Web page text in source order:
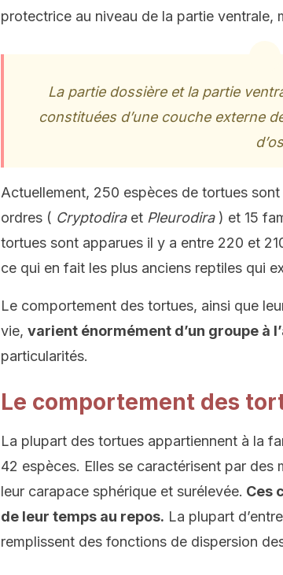
protectrice au niveau de la partie ventrale,
La partie dossière et la partie
constituées d’une couche externe
Actuellement, 250 espèces de tortues
ordres ( Cryptodiraet Pleurodira) et 15
tortues sont apparues il y a entre 220 et
ce qui en fait les plus anciens reptiles qui
Le comportement des tortues, ainsi que
vie, varient énormément d’un groupe à
particularités.
Le comportement des
La plupart des tortues appartiennent à la
42 espèces. Elles se caractérisent par des
leur carapace sphérique et surélevée. Ces
de leur temps au repos. La plupart
remplissent des fonctions de dispersion